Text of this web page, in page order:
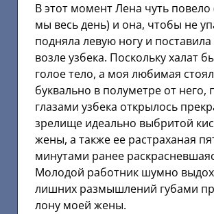
В этот момент Лена чуть повело
мы весь день) и она, чтобы не
подняла левую ногу и
возле узбека. Поскольку халат
голое тело, а моя любимая
буквально в полуметре от него,
глазами узбека открылось
зрелище идеально выбритой
жены, а также ее растраханая
минутами ранее
Молодой работник шумно
лишних размышлений губами
лону моей жены.